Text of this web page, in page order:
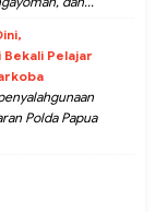
Pelajar
Polda Papua